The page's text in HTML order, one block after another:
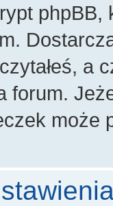
a
forum.
może